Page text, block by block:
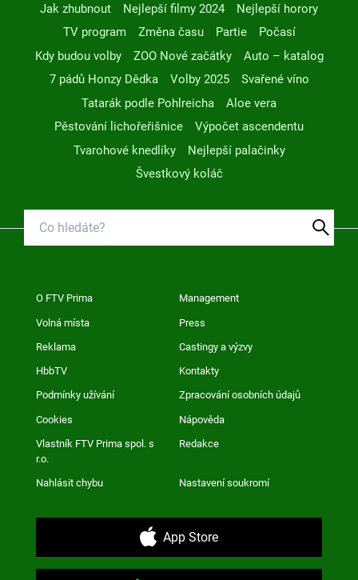
Jak zhubnout Nejlepší filmy 2024
Nejlepší horory
TV program
Změna času Partie
Počasí
Kdy budou volby
ZOO Nové začátky
Auto – katalog
7 pádů Honzy Dědka
Volby 2025
Svařené víno
Tatarák podle Pohlreicha
Aloe vera
Pěstování lichořeřišnice
Výpočet ascendentu
Tvarohové knedlíky
Nejlepší palačinky
Švestkový koláč
O FTV Prima Management
Volná místa Press
Reklama Castingy a výzvy
HbbTV Kontakty
Podmínky užívání Zpracování osobních údajů
Cookies Nápověda
Vlastník FTV Prima spol. s
r.o.
Redakce
Nahlásit chybu Nastavení soukromí
App Store